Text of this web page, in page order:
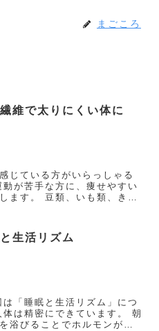
まごころ
維で太りにくい体に
じている方がいらっしゃる
いも類、きの
生活リズム
浴びることでホルモンが分